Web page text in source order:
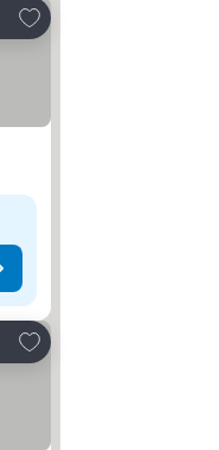
เพิ่มในรายการโปรด
เพิ่มในรายการโปรด